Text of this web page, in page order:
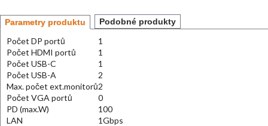
Parametry produktu Podobné produkty
Počet DP portů
1
Počet HDMI portů
1
Počet USB-C
1
Počet USB-A
2
Max. počet ext.monitorů2
Počet VGA portů
0
PD (max.W)
100
LAN
1Gbps